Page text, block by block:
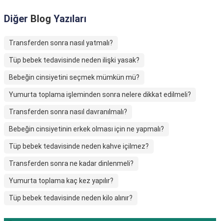
Diğer Blog Yazıları
Transferden sonra nasıl yatmalı?
Tüp bebek tedavisinde neden ilişki yasak?
Bebeğin cinsiyetini seçmek mümkün mü?
Yumurta toplama işleminden sonra nelere dikkat edilmeli?
Transferden sonra nasıl davranılmalı?
Bebeğin cinsiyetinin erkek olması için ne yapmalı?
Tüp bebek tedavisinde neden kahve içilmez?
Transferden sonra ne kadar dinlenmeli?
Yumurta toplama kaç kez yapılır?
Tüp bebek tedavisinde neden kilo alınır?